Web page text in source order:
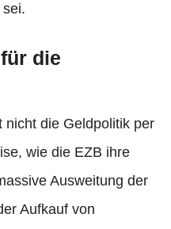
die
nicht die Geldpolitik per
wie die EZB ihre
Ausweitung der
Aufkauf von